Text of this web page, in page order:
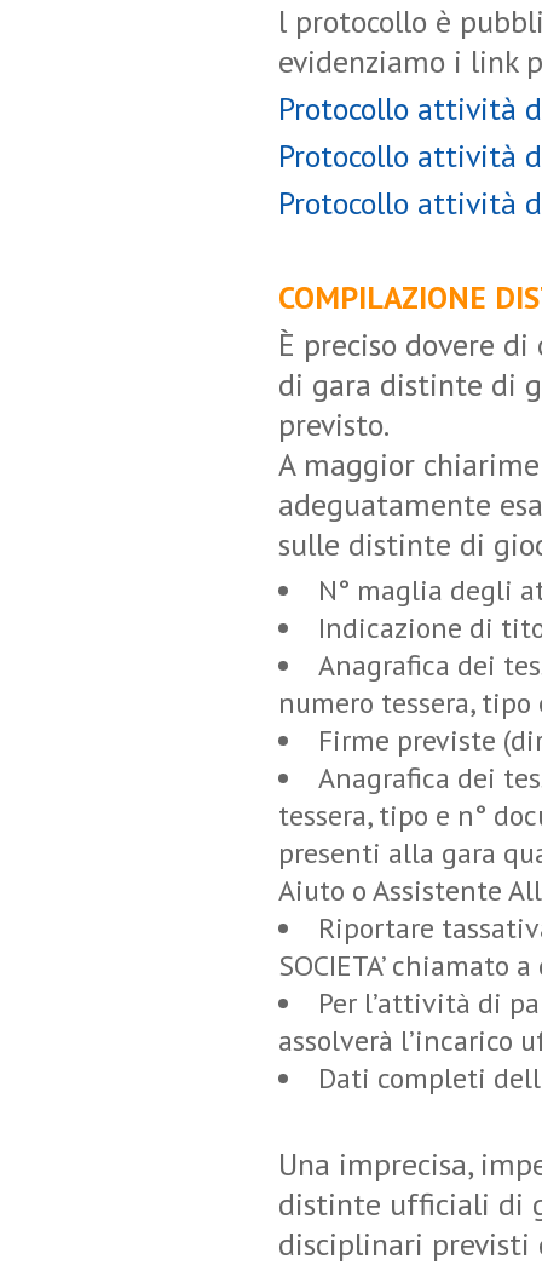
l protocollo è
evidenziamo i link
Protocollo attività
Protocollo attività
Protocollo attività
COMPILAZIONE
È preciso dovere
di gara distinte di
previsto.
A maggior
adeguatamente
sulle distinte di
N° maglia degli
Indicazione di
Anagrafica dei
numero tessera,
Firme previste
Anagrafica dei
tessera, tipo e n°
presenti alla gara
Aiuto o Assistente
Riportare
SOCIETA’ chiamato
Per l’attività di
assolverà l’incarico
Dati completi
Una imprecisa,
distinte ufficiali di
disciplinari